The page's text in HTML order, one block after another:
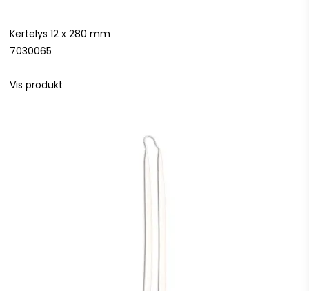
Kertelys 12 x 280 mm
7030065
Vis produkt